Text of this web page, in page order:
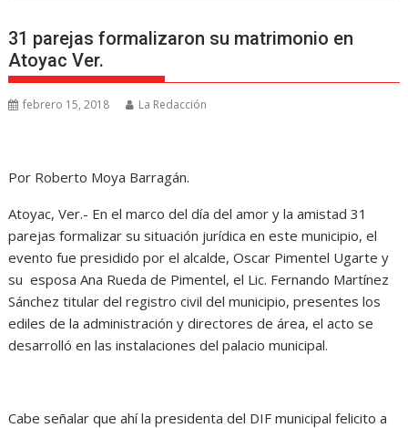
31 parejas formalizaron su matrimonio en
Atoyac Ver.
febrero 15, 2018 La Redacción
Por Roberto Moya Barragán.
Atoyac, Ver.- En el marco del día del amor y la amistad 31
parejas formalizar su situación jurídica en este municipio, el
evento fue presidido por el alcalde, Oscar Pimentel Ugarte y
su esposa Ana Rueda de Pimentel, el Lic. Fernando Martínez
Sánchez titular del registro civil del municipio, presentes los
ediles de la administración y directores de área, el acto se
desarrolló en las instalaciones del palacio municipal.
Cabe señalar que ahí la presidenta del DIF municipal felicito a